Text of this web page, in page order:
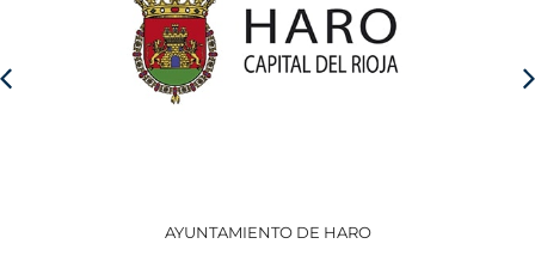
AYUNTAMIENTO DE HARO